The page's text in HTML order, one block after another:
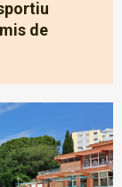
de